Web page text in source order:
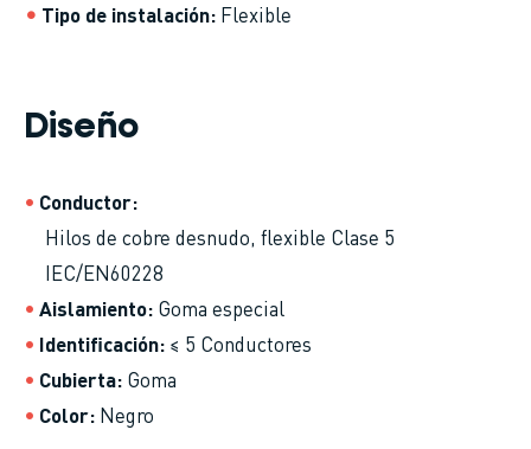
Tipo de instalación Flexible
Diseño
Conductor
Hilos de cobre desnudo, flexible Clase 5
IEC/EN60228
Aislamiento Goma especial
Identificación ≤ 5 Conductores
Cubierta Goma
Color Negro